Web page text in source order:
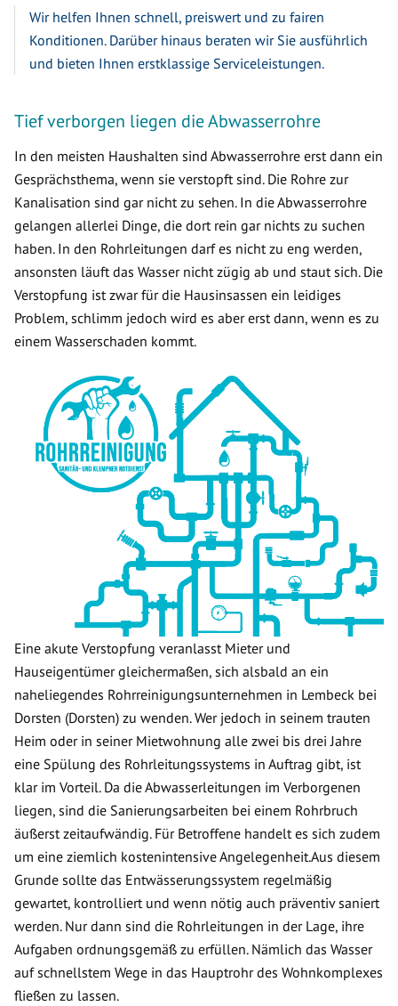
Wir helfen Ihnen schnell, preiswert und zu fairen
Konditionen. Darüber hinaus beraten wir Sie ausführlich
und bieten Ihnen erstklassige Serviceleistungen.
Tief verborgen liegen die Abwasserrohre
In den meisten Haushalten sind Abwasserrohre erst dann ein
Gesprächsthema, wenn sie verstopft sind. Die Rohre zur
Kanalisation sind gar nicht zu sehen. In die Abwasserrohre
gelangen allerlei Dinge, die dort rein gar nichts zu suchen
haben. In den Rohrleitungen darf es nicht zu eng werden,
ansonsten läuft das Wasser nicht zügig ab und staut sich. Die
Verstopfung ist zwar für die Hausinsassen ein leidiges
Problem, schlimm jedoch wird es aber erst dann, wenn es zu
einem Wasserschaden kommt.
Eine akute Verstopfung veranlasst Mieter und
Hauseigentümer gleichermaßen, sich alsbald an ein
naheliegendes Rohrreinigungsunternehmen in Lembeck bei
Dorsten (Dorsten) zu wenden. Wer jedoch in seinem trauten
Heim oder in seiner Mietwohnung alle zwei bis drei Jahre
eine Spülung des Rohrleitungssystems in Auftrag gibt, ist
klar im Vorteil. Da die Abwasserleitungen im Verborgenen
liegen, sind die Sanierungsarbeiten bei einem Rohrbruch
äußerst zeitaufwändig. Für Betroffene handelt es sich zudem
um eine ziemlich kostenintensive Angelegenheit.Aus diesem
Grunde sollte das Entwässerungssystem regelmäßig
gewartet, kontrolliert und wenn nötig auch präventiv saniert
werden. Nur dann sind die Rohrleitungen in der Lage, ihre
Aufgaben ordnungsgemäß zu erfüllen. Nämlich das Wasser
auf schnellstem Wege in das Hauptrohr des Wohnkomplexes
fließen zu lassen.